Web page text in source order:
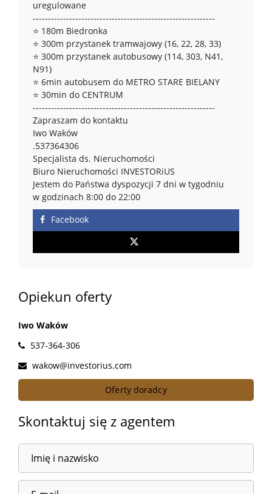
uregulowane
------------------------------------------------------------
⭐ 180m Biedronka
⭐ 300m przystanek tramwajowy (16, 22, 28, 33)
⭐ 300m przystanek autobusowy (114, 303, N41,
N91)
⭐ 6min autobusem do METRO STARE BIELANY
⭐ 30min do CENTRUM
------------------------------------------------------------
Zapraszam do kontaktu
Iwo Waków
.537364306
Specjalista ds. Nieruchomości
Biuro Nieruchomości INVESTORiUS
Jestem do Państwa dyspozycji 7 dni w tygodniu
w godzinach 8:00 do 22:00
Facebook
Opiekun oferty
Iwo Waków
537-364-306
wakow@investorius.com
Oferty doradcy
Skontaktuj się z agentem